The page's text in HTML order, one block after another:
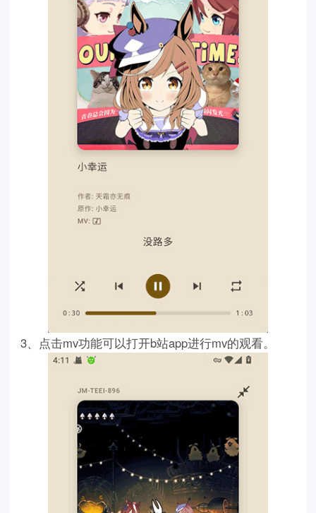
3、点击mv功能可以打开b站app进行mv的观看。